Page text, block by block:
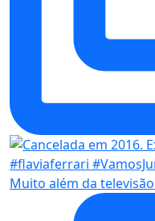
Muito além da